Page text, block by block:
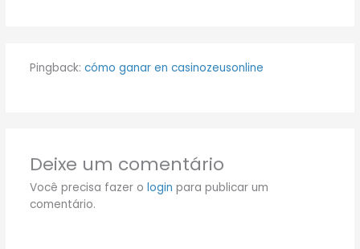
Pingback: cómo ganar en casinozeusonline
Deixe um comentário
Você precisa fazer o login para publicar um
comentário.